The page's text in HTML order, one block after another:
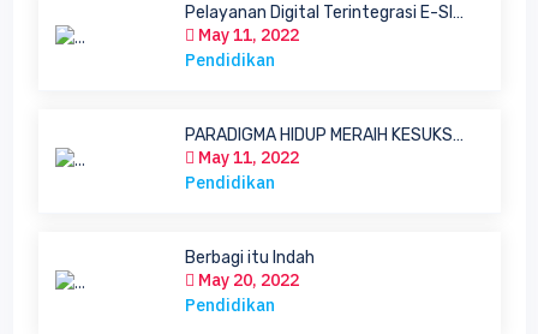
Pelayanan Digital Terintegrasi E-SIPPS
May 11, 2022
Pendidikan
PARADIGMA HIDUP MERAIH KESUKSES DUNIA AK...
May 11, 2022
Pendidikan
Berbagi itu Indah
May 20, 2022
Pendidikan